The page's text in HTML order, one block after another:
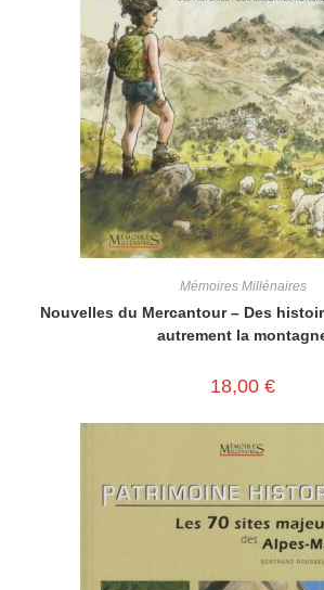
Mémoires Millénaires
Nouvelles du Mercantour – Des
autrement la
18,00 €